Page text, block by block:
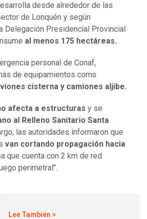
desde alrededor de las
de Lonquén y según
Delegación Presidencial Provincial
al menos 175 hectáreas.
personal de Conaf,
de equipamientos como
cisterna y camiones aljibe.
afecta a estructuras y se
al Relleno Sanitario Santa
las autoridades informaron que
van cortando propagación hacia
que cuenta con 2 km de red
perimetral".
Lee También >